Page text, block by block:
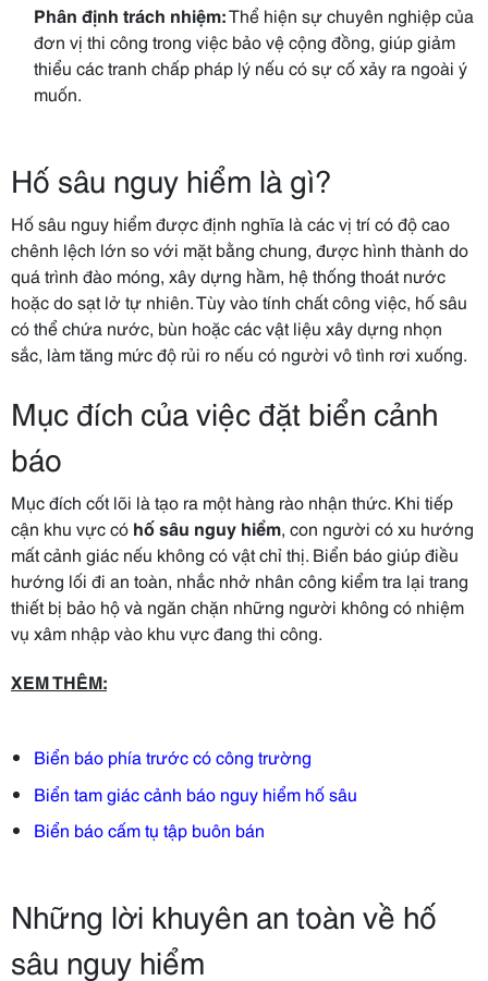
Phân định trách nhiệm:Thể hiện sự chuyên nghiệp của
đơn vị thi công trong việc bảo vệ cộng đồng, giúp giảm
thiểu các tranh chấp pháp lý nếu có sự cố xảy ra ngoài ý
muốn.
Hố sâu nguy hiểm là gì?
Hố sâu nguy hiểm được định nghĩa là các vị trí có độ cao
chênh lệch lớn so với mặt bằng chung, được hình thành do
quá trình đào móng, xây dựng hầm, hệ thống thoát nước
hoặc do sạt lở tự nhiên. Tùy vào tính chất công việc, hố sâu
có thể chứa nước, bùn hoặc các vật liệu xây dựng nhọn
sắc, làm tăng mức độ rủi ro nếu có người vô tình rơi xuống.
Mục đích của việc đặt biển cảnh
báo
Mục đích cốt lõi là tạo ra một hàng rào nhận thức. Khi tiếp
cận khu vực có hố sâu nguy hiểm, con người có xu hướng
mất cảnh giác nếu không có vật chỉ thị. Biển báo giúp điều
hướng lối đi an toàn, nhắc nhở nhân công kiểm tra lại trang
thiết bị bảo hộ và ngăn chặn những người không có nhiệm
vụ xâm nhập vào khu vực đang thi công.
XEM THÊM:
Biển báo phía trước có công trường
Biển tam giác cảnh báo nguy hiểm hố sâu
Biển báo cấm tụ tập buôn bán
Những lời khuyên an toàn về hố
sâu nguy hiểm